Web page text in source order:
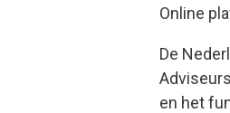
Online
De
en het